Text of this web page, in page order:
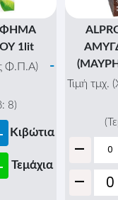
1lit
Φ.Π.Α)
-
8)
Κιβώτια
Τεμάχια
Τιμή τμχ.
-
-